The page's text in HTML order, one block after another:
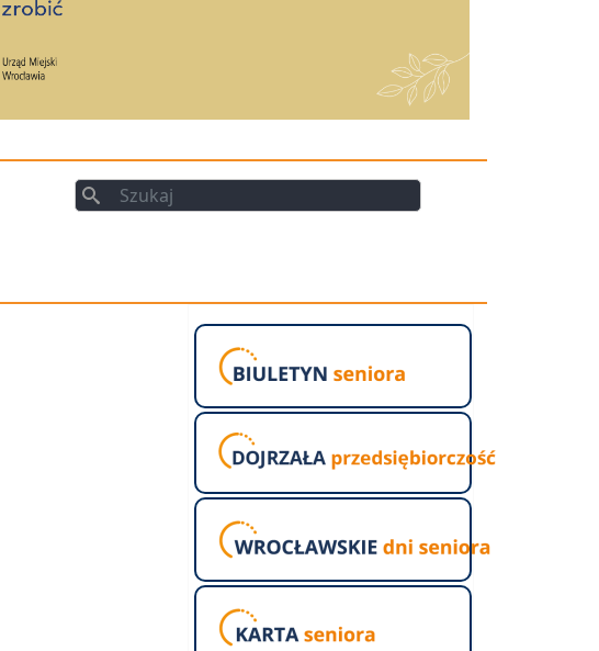
Szukaj
Szukaj